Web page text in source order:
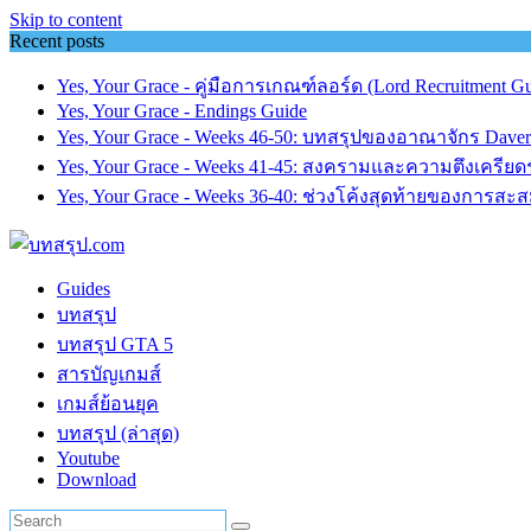
Skip to content
Recent posts
Yes, Your Grace - คู่มือการเกณฑ์ลอร์ด (Lord Recruitment
Yes, Your Grace - Endings Guide
Yes, Your Grace - Weeks 46-50: บทสรุปของอาณาจักร
Yes, Your Grace - Weeks 41-45: สงครามและความตึงเครีย
Yes, Your Grace - Weeks 36-40: ช่วงโค้งสุดท้ายของการส
Guides
บทสรุป
บทสรุป GTA 5
สารบัญเกมส์
เกมส์ย้อนยุค
บทสรุป (ล่าสุด)
Youtube
Download